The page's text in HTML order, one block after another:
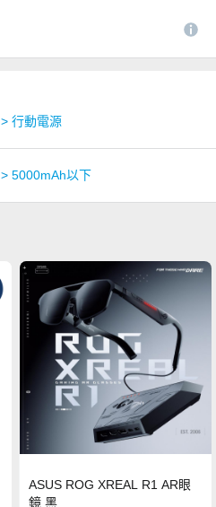
> 行動電源
> 5000mAh以下
ASUS ROG XREAL R1 AR眼
鏡 黑